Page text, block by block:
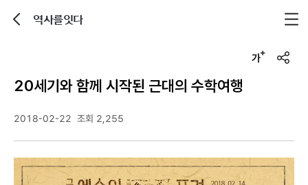
역사를잇다
u
20세기와 함께 시작된 근대의 수학여행
2018-02-22 조회 2,255